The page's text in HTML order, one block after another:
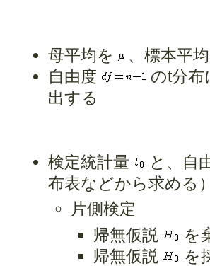
母平均を 、標本平
自由度
のt分
出する
検定統計量 と、自
布表などから求める
片側検定
帰無仮説
を
帰無仮説
を